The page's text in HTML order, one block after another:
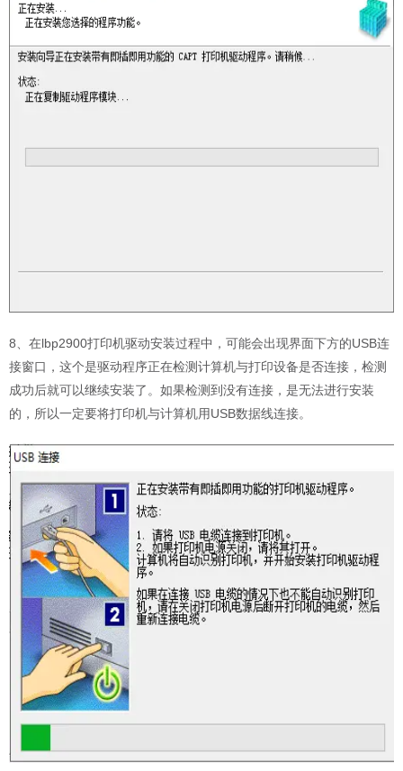
8、在lbp2900打印机驱动安装过程中，可能会出现界面下方的USB连
接窗口，这个是驱动程序正在检测计算机与打印设备是否连接，检测
成功后就可以继续安装了。如果检测到没有连接，是无法进行安装
的，所以一定要将打印机与计算机用USB数据线连接。